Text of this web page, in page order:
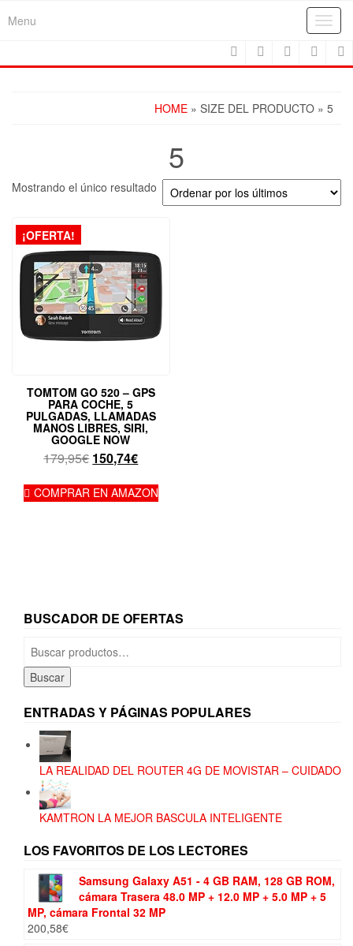
Menu
HOME » SIZE DEL PRODUCTO » 5
5
Mostrando el único resultado
¡OFERTA!
TOMTOM GO 520 – GPS
PARA COCHE, 5
PULGADAS, LLAMADAS
MANOS LIBRES, SIRI,
GOOGLE NOW
179,95€ El
original
150,74€El
actual
COMPRAR EN AMAZON
BUSCADOR DE OFERTAS
por:
Buscar
ENTRADAS Y PÁGINAS POPULARES
LA REALIDAD DEL ROUTER 4G DE MOVISTAR – CUIDADO
KAMTRON LA MEJOR BASCULA INTELIGENTE
LOS FAVORITOS DE LOS LECTORES
Samsung Galaxy A51 - 4 GB RAM, 128 GB ROM,
cámara Trasera 48.0 MP + 12.0 MP + 5.0 MP + 5
MP, cámara Frontal 32 MP
200,58€